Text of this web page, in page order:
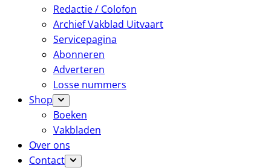
Redactie / Colofon
Archief Vakblad Uitvaart
Servicepagina
Abonneren
Adverteren
Losse nummers
Shop
Boeken
Vakbladen
Over ons
Contact